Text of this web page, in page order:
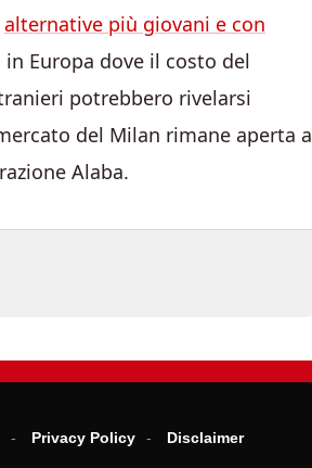
alternative più giovani e con
Europa dove il costo del
potrebbero rivelarsi
del Milan rimane aperta a
Alaba.
Privacy Policy Disclaimer